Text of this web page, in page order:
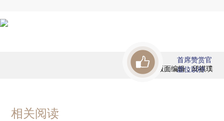
版面编辑：邱祺璞
首席赞赏官
虚位以待
相关阅读